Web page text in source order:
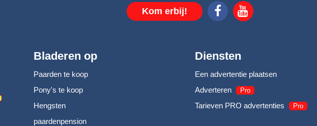
Kom erbij!
Bladeren op
Paarden te koop
Pony's te koop
Hengsten
paardenpension
Diensten
Een advertentie plaatsen
Adverteren
Pro
Tarieven PRO advertenties Pro